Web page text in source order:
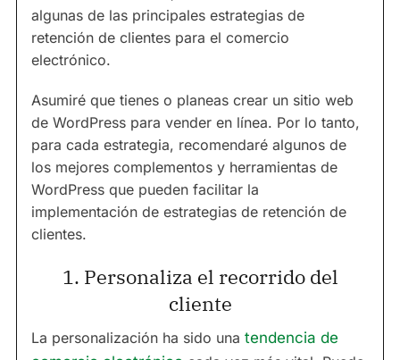
algunas de las principales estrategias de
retención de clientes para el comercio
electrónico.
Asumiré que tienes o planeas crear un sitio web
de WordPress para vender en línea. Por lo tanto,
para cada estrategia, recomendaré algunos de
los mejores complementos y herramientas de
WordPress que pueden facilitar la
implementación de estrategias de retención de
clientes.
1. Personaliza el recorrido del
cliente
La personalización ha sido una tendencia de